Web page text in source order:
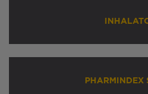
PHARMINDEX